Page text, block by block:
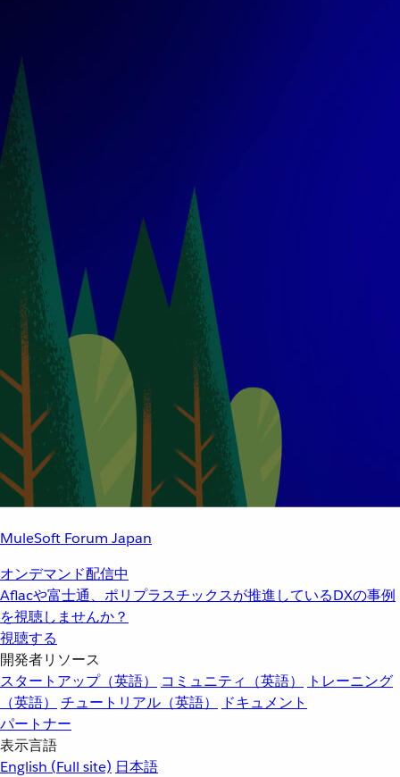
MuleSoft Forum Japan
オンデマンド配信中
Aflacや富士通、ポリプラスチックスが推進しているDXの事例
を視聴しませんか？
視聴する
開発者リソース
スタートアップ（英語）
コミュニティ（英語）
トレーニング
（英語）
チュートリアル（英語）
ドキュメント
パートナー
表示言語
English (Full site) 日本語